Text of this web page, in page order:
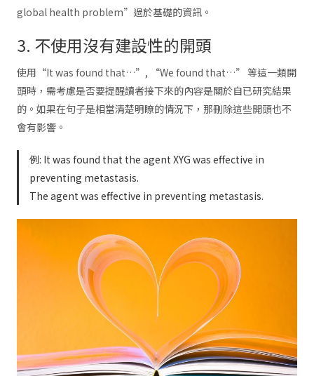
global health problem”過於基礎的資訊。
3. 不使用沒有建設性的開頭
使用“It was found that…”, “We found that…” 等這一類開
頭時，需考慮是否要提醒讀者接下來的內容是關於自已研究結果
的。如果在句子是相當清楚明瞭的情況下，那刪除這些開頭也不
會有影響。
例: It was found that the agent XYG was effective in
preventing metastasis.
The agent was effective in preventing metastasis.